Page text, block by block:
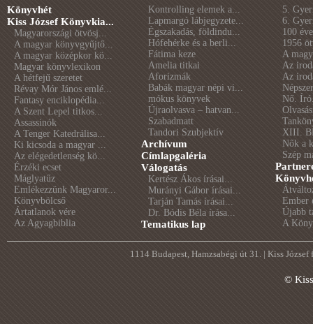
Könyvhét
Kiss József Könyvkia...
Magyarországi ötvösj...
A magyar könyvgyűjtő...
A magyar középkor kö...
Magyar könyvlexikon
A hétfejű szeretet
Révay Mór János emlé...
Fantasy enciklopédia...
A Szent Lepel titkos...
Assassinók
A Tenger Katedrálisa...
Ki kicsoda a magyar ...
Az elégedetlenség kö...
Érzéki ecset
Máglyatűz
Emlékezzünk Magyaror...
Könyvbölcső
Ártatlanok vére
Az Agyagbiblia
Kontrolling elemek a...
Lapmargó lábjegyzete...
Égszakadás, földindu...
Hófehérke és a berli...
Fátima keze
Amelia titkai
Aforizmák
Babák magyar népi vi...
mókus könyvek
Újraolvasva – hatvan...
Szabadmatt
Tandori Szubjektív
Archívum
Címlapgaléria
Válogatás
Kertész Ákos írásai...
Murányi Gábor írásai...
Tarján Tamás írásai...
Dr. Bódis Béla írása...
Tematikus lap
5.
6.
100
1956
A
Az
Az
Nő.
XIII.
Nők a
Szép
Ember
Újabb
A
1114 Budapest, Hamzsabégi út 31. | Kiss
©